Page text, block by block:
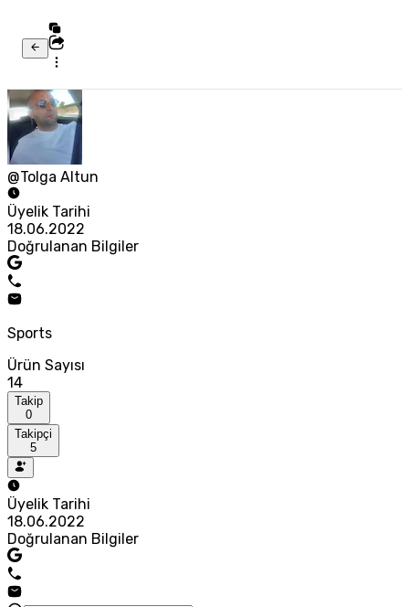
@Tolga Altun
Üyelik Tarihi
18.06.2022
Doğrulanan Bilgiler
Sports
Ürün Sayısı
14
Takip
0
Takipçi
5
Üyelik Tarihi
18.06.2022
Doğrulanan Bilgiler